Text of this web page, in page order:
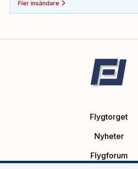
Fler insändare
Flygtorget
Nyheter
Flygforum